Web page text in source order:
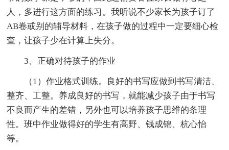
人，多进行这方面的练习。我听说不少家长为孩子订了
AB卷或别的辅导材料，在孩子做的过程中一定要细心检
查，让孩子少在计算上失分。
3、正确对待孩子的作业
（1）作业格式训练。良好的书写应做到书写清洁、
整齐、工整。养成良好的书写，就能减少孩子由于书写
不良而产生的差错，另外也可以培养孩子思维的条理
性。班中作业做得好的学生有高野、钱成锦、杭心怡
等。